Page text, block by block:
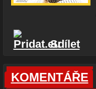
Sdílet
KOMENTÁŘE